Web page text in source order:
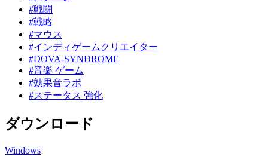
#戦闘
#戦略
#マウス
#インディゲームクリエイター
#DOVA-SYNDROME
#音楽 ゲーム
#効果音ラボ
#ステータス 強化
ダウンロード
Windows